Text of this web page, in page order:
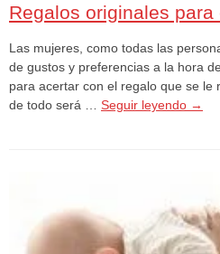
Regalos originales para
Las mujeres, como todas las
de gustos y preferencias a la hora
para acertar con el regalo que se le
de todo será … Seguir leyendo →